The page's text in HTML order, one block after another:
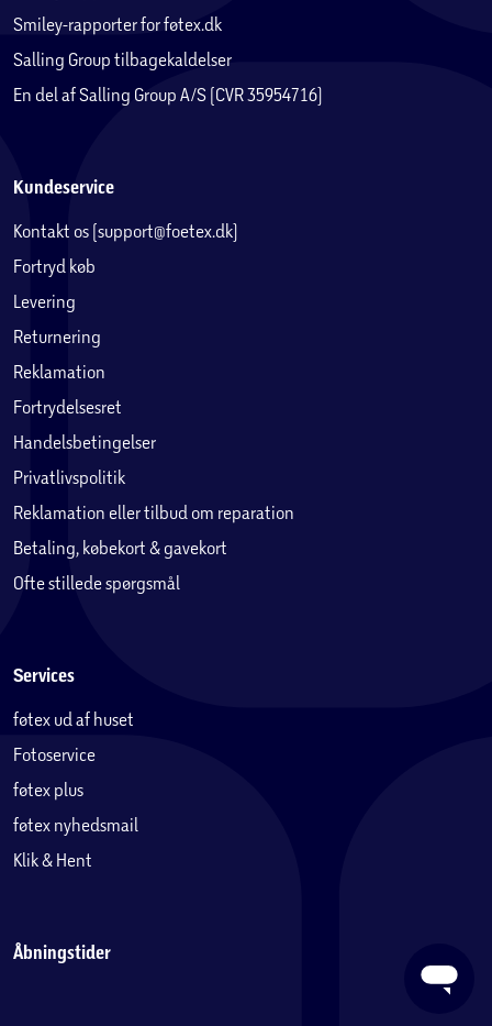
Smiley-rapporter for føtex.dk
Salling Group tilbagekaldelser
En del af Salling Group A/S (CVR 35954716)
Kundeservice
Kontakt os (support@foetex.dk)
Fortryd køb
Levering
Returnering
Reklamation
Fortrydelsesret
Handelsbetingelser
Privatlivspolitik
Reklamation eller tilbud om reparation
Betaling, købekort & gavekort
Ofte stillede spørgsmål
Services
føtex ud af huset
Fotoservice
føtex plus
føtex nyhedsmail
Klik & Hent
Åbningstider